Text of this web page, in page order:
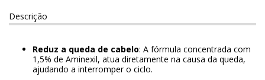
Descrição
Reduz a queda de cabelo: A fórmula concentrada com
1,5% de Aminexil, atua diretamente na causa da queda,
ajudando a interromper o ciclo.